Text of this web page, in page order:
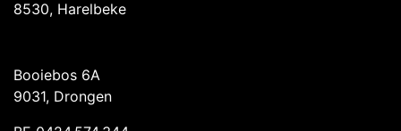
8530, Harelbeke
Booiebos 6A
9031, Drongen